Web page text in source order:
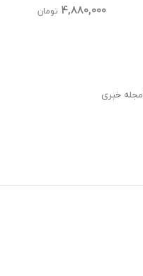
4,880,000 تومان
مجله خبری